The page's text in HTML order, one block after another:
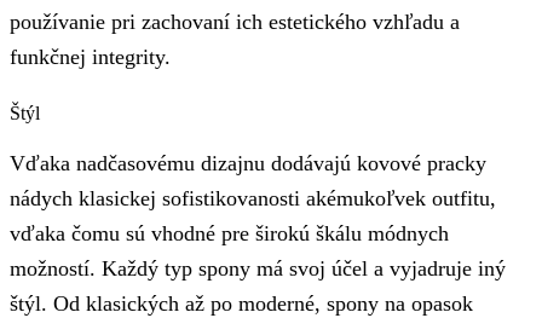
používanie pri zachovaní ich estetického vzhľadu a
funkčnej integrity.
Štýl
Vďaka nadčasovému dizajnu dodávajú kovové pracky
nádych klasickej sofistikovanosti akémukoľvek outfitu,
vďaka čomu sú vhodné pre širokú škálu módnych
možností. Každý typ spony má svoj účel a vyjadruje iný
štýl. Od klasických až po moderné, spony na opasok